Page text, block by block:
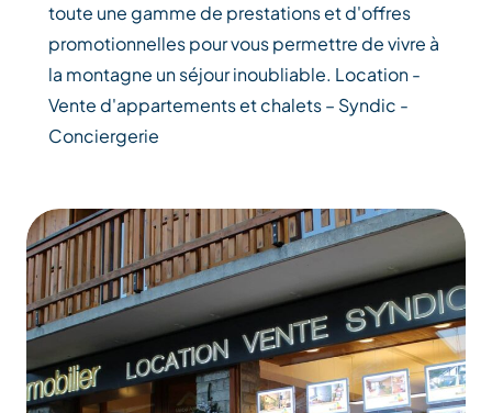
toute une gamme de prestations et d'offres
promotionnelles pour vous permettre de vivre à
la montagne un séjour inoubliable. Location -
Vente d'appartements et chalets – Syndic -
Conciergerie